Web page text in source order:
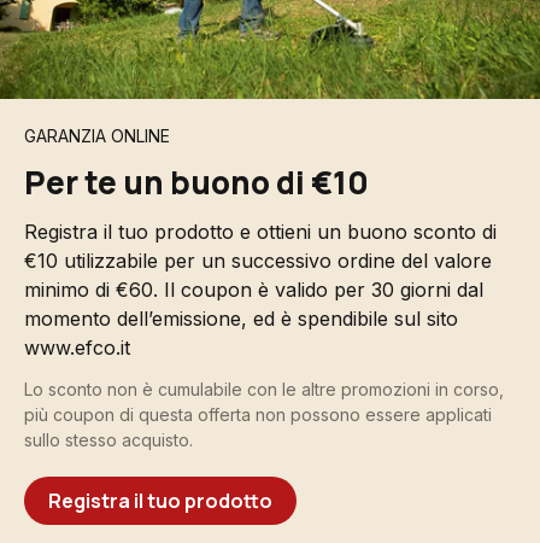
GARANZIA ONLINE
Per te un buono di €10
Registra il tuo prodotto e ottieni un buono sconto di
€10 utilizzabile per un successivo ordine del valore
minimo di €60. Il coupon è valido per 30 giorni dal
momento dell’emissione, ed è spendibile sul sito
www.efco.it
Lo sconto non è cumulabile con le altre promozioni in corso,
più coupon di questa offerta non possono essere applicati
sullo stesso acquisto.
Registra il tuo prodotto